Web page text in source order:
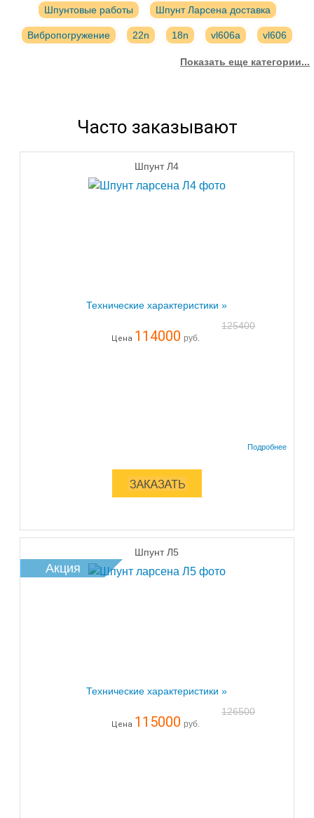
Шпунтовые работы Шпунт Ларсена доставка
Вибропогружение 22n 18n vl606a vl606
Берегоукрепление gu22n
Показать еще категории...
Часто заказывают
Шпунт Л4
Технические характеристики »
125400
Цена 114000 руб.
Акция
Шпунт Л5
Технические характеристики »
126500
Цена 115000 руб.